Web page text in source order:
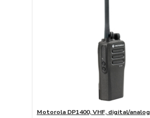
Motorola DP1400, VHF, digital/analog